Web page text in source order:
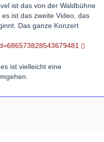
ist das von der Waldbühne
ist das zweite Video, das
Das ganze Konzert
ist vielleicht eine